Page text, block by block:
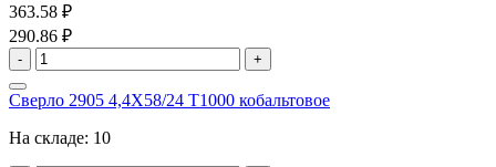
363.58 ₽
290.86 ₽
- +
Сверло 2905 4,4X58/24 T1000 кобальтовое
На складе: 10